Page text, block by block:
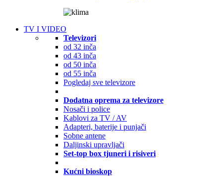
TV I VIDEO
Televizori
od 32 inča
od 43 inča
od 50 inča
od 55 inča
Pogledaj sve televizore
Dodatna oprema za televizore
Nosači i police
Kablovi za TV / AV
Adapteri, baterije i punjači
Sobne antene
Daljinski upravljači
Set-top box tjuneri i risiveri
Kućni bioskop